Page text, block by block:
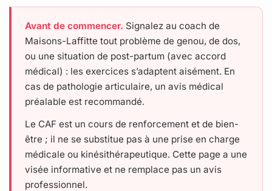
Avant de commencer. Signalez au coach de
Maisons-Laffitte tout problème de genou, de dos,
ou une situation de post-partum (avec accord
médical) : les exercices s’adaptent aisément. En
cas de pathologie articulaire, un avis médical
préalable est recommandé.
Le CAF est un cours de renforcement et de bien-
être ; il ne se substitue pas à une prise en charge
médicale ou kinésithérapeutique. Cette page a une
visée informative et ne remplace pas un avis
professionnel.